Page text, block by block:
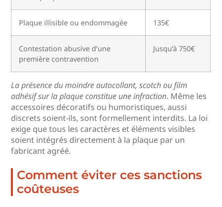
Plaque illisible ou endommagée 135€
Contestation abusive d’une
première contravention
Jusqu’à 750€
La présence du moindre autocollant, scotch ou film
adhésif sur la plaque constitue une infraction. Même les
accessoires décoratifs ou humoristiques, aussi
discrets soient-ils, sont formellement interdits. La loi
exige que tous les caractères et éléments visibles
soient intégrés directement à la plaque par un
fabricant agréé.
Comment éviter ces sanctions
coûteuses